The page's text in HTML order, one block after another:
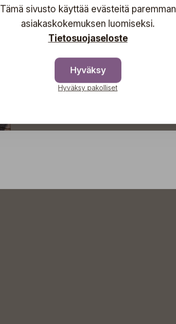
Tilaa
Tämä sivusto käyttää evästeitä paremman
asiakaskokemuksen luomiseksi.
Tietosuojaseloste
Hyväksy
Hyväksy pakolliset